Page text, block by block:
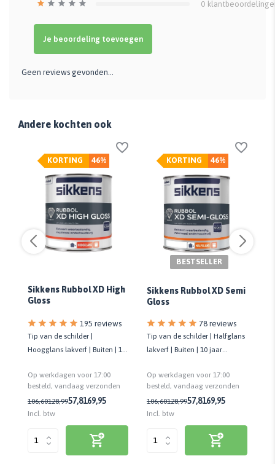
0
Je beoordeling toevoegen
Geen reviews gevonden...
Andere kochten ook
46%
KORTING
Sikkens Rubbol XD High
Gloss
195 reviews
Tip van de schilder |
Hoogglans lakverf | Buiten | 10
Op werkdagen voor 17:00
besteld, vandaag verzonden
106,60128,9957,8169,95
Incl. btw
46%
KORTING
BESTSELLER
Sikkens Rubbol XD Semi
Gloss
78 reviews
Tip van de schilder | Halfglans
lakverf | Buiten | 10 jaar
Op werkdagen voor 17:00
besteld, vandaag verzonden
106,60128,9957,8169,95
Incl. btw